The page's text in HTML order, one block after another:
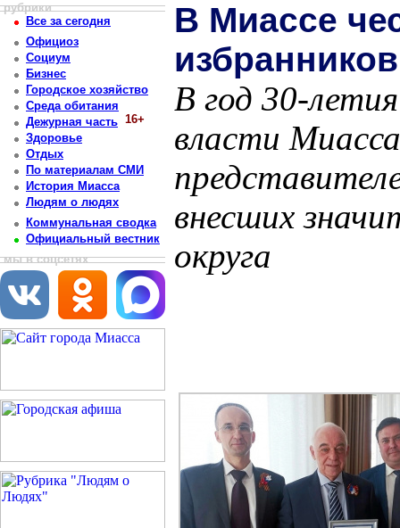
рубрики
Все за сегодня
Официоз
Социум
Бизнес
Городское хозяйство
Среда обитания
Дежурная часть 16+
Здоровье
Отдых
По материалам СМИ
История Миасса
Людям о людях
Коммунальная сводка
Официальный вестник
мы в соцсетях
В Миассе
В год 30-
власти
внесших
округа